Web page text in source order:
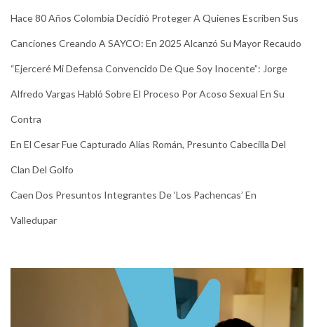
Hace 80 Años Colombia Decidió Proteger A Quienes Escriben Sus
Canciones Creando A SAYCO: En 2025 Alcanzó Su Mayor Recaudo
“Ejerceré Mi Defensa Convencido De Que Soy Inocente”: Jorge
Alfredo Vargas Habló Sobre El Proceso Por Acoso Sexual En Su
Contra
En El Cesar Fue Capturado Alias Román, Presunto Cabecilla Del
Clan Del Golfo
Caen Dos Presuntos Integrantes De ‘Los Pachencas’ En
Valledupar